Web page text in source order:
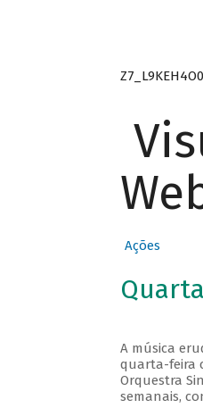
Ações
A música
quarta-feira
Orquestra
semanais,